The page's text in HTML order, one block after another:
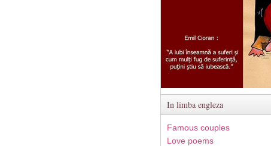
In limba engleza
Famous couples
Love poems